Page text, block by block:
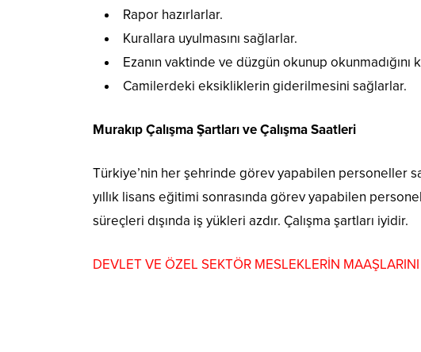
Rapor hazırlarlar.
Kurallara uyulmasını sağlarlar.
Ezanın vaktinde ve düzgün okunup
Camilerdeki eksikliklerin giderilmesini sağlarlar.
Murakıp Çalışma Şartları ve Çalışma Saatleri
Türkiye’nin her şehrinde görev yapabilen personeller
yıllık lisans eğitimi sonrasında görev yapabilen
süreçleri dışında iş yükleri azdır. Çalışma şartları iyidir.
DEVLET VE ÖZEL SEKTÖR MESLEKLERİN